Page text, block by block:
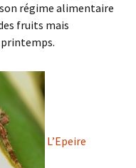
régime alimentaire
fruits mais
L’Epeire